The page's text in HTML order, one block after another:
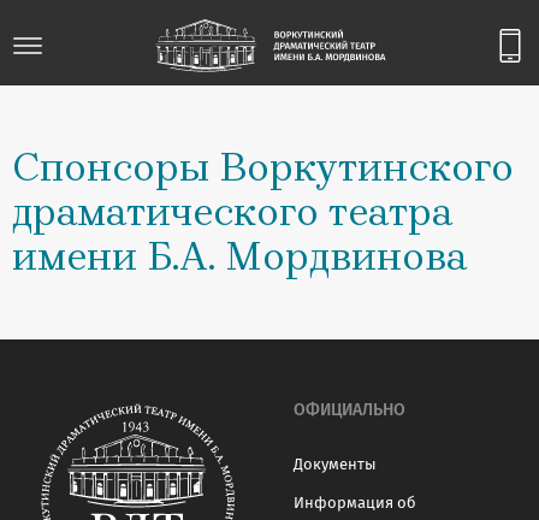
Спонсоры Воркутинского
драматического театра
имени Б.А. Мордвинова
ОФИЦИАЛЬНО
Документы
Информация об